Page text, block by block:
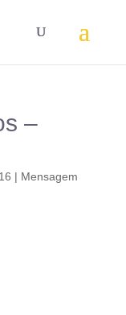
–
| Mensagem